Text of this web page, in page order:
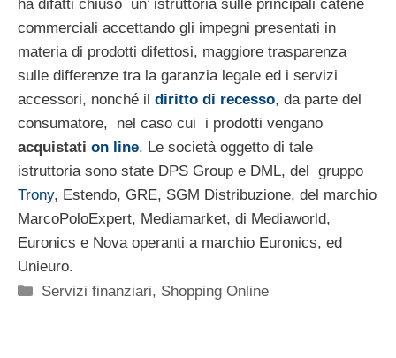
ha difatti chiuso un’ istruttoria sulle principali catene
commerciali accettando gli impegni presentati in
materia di prodotti difettosi, maggiore trasparenza
sulle differenze tra la garanzia legale ed i servizi
accessori, nonché il diritto di recesso, da parte del
consumatore, nel caso cui i prodotti vengano
acquistati on line. Le società oggetto di tale
istruttoria sono state DPS Group e DML, del gruppo
Trony, Estendo, GRE, SGM Distribuzione, del marchio
MarcoPoloExpert, Mediamarket, di Mediaworld,
Euronics e Nova operanti a marchio Euronics, ed
Unieuro.
Categorie
Servizi finanziari, Shopping Online